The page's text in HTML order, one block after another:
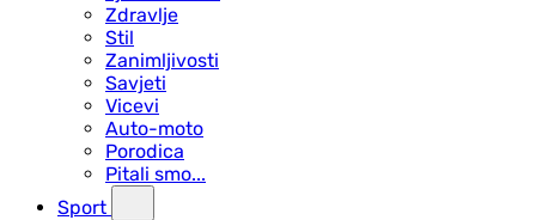
Zdravlje
Stil
Zanimljivosti
Savjeti
Vicevi
Auto-moto
Porodica
Pitali smo...
Sport